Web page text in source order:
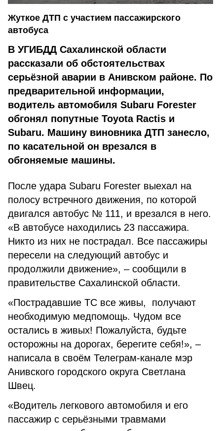
Жуткое ДТП с участием пассажирского
автобуса
В УГИБДД Сахалинской области
рассказали об обсто­ятельствах
серьёзной аварии в Анивском районе. По
пред­варительной информации,
водитель автомобиля Subaru Forester
обгонял попутные Toyota Ractis и
Subaru. Маши­ну виновника ДТП занесло,
по касательной он врезался в
обгоняемые машины.
После удара Subaru Forester выехал на
полосу встречного движения, по которой
двигался автобус № 111, и врезался в него.
«В автобусе находились 23 пассажира.
Никто из них не пострадал. Все пассажиры
пересели на следующий авто­бус и
продолжили движение», – сообщили в
правительстве Сахалинской области.
«Пострадавшие ТС все живы, получают
необходимую медпомощь. Чудом все
остались в живых! Пожалуйста, будьте
осторожны на дорогах, берегите себя!», –
написала в своём Телеграм-канале мэр
Анивского городского округа Светлана
Швец.
«Водитель легкового авто­мобиля и его
пассажир с серьёз­ными травмами